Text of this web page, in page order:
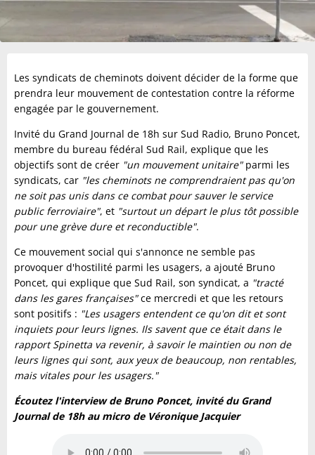
Les syndicats de cheminots doivent décider de la forme que
prendra leur mouvement de contestation contre la réforme
engagée par le gouvernement.
Invité du Grand Journal de 18h sur Sud Radio, Bruno Poncet,
membre du bureau fédéral Sud Rail, explique que les
objectifs sont de créer "un mouvement unitaire"parmi les
syndicats, car "les cheminots ne comprendraient pas qu'on
ne soit pas unis dans ce combat pour sauver le service
public ferroviaire", et "surtout un départ le plus tôt possible
pour une grève dure et reconductible".
Ce mouvement social qui s'annonce ne semble pas
provoquer d'hostilité parmi les usagers, a ajouté Bruno
Poncet, qui explique que Sud Rail, son syndicat, a "tracté
dans les gares françaises"ce mercredi et que les retours
sont positifs : "Les usagers entendent ce qu'on dit et sont
inquiets pour leurs lignes. Ils savent que ce était dans le
rapport Spinetta va revenir, à savoir le maintien ou non de
leurs lignes qui sont, aux yeux de beaucoup, non rentables,
mais vitales pour les usagers."
Écoutez l'interview de Bruno Poncet, invité du Grand
Journal de 18h au micro de Véronique Jacquier